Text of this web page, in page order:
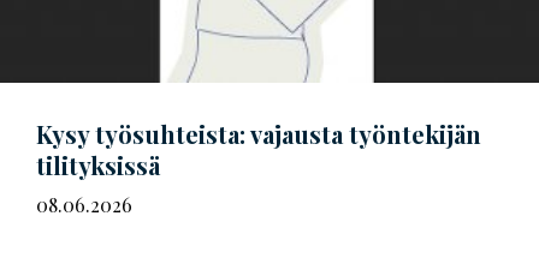
Kysy työsuhteista: vajausta työntekijän
tilityksissä
08.06.2026